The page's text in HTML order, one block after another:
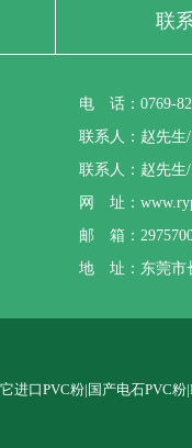
联
电 话：0769-
联系人：赵先生/
联系人：赵先生/
网 址：
邮 箱：
地 址：东莞市
进口PVC粉|国产电石PVC